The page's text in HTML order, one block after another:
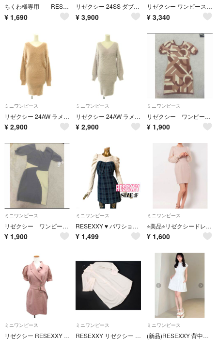
ちくわ様専用 RESEXXY ノースリーブ ミニドレス ベージュ レース
¥ 1,690
リゼクシー 24SS ダブルボタンツイードミニワンピース ベルト付き フリンジ
¥ 3,900
リゼクシー ワンピース ミニ ノースリーブ ビジュー F 黒 ブラック /YI
¥ 3,340
ミニワンピース
リゼクシー 24AW ラメシャギーミニワンピース プルオーバー Vネック F
¥ 2,900
ミニワンピース
リゼクシー 24AW ラメシャギーミニワンピース プルオーバー Vネック F
¥ 2,900
ミニワンピース
リゼクシー ワンピース 新品
¥ 1,900
ミニワンピース
リゼクシー ワンピース 新品
¥ 1,900
ミニワンピース
RESEXXY ♥ パワショル チェック風 レイヤードツイードミニワンピース
¥ 1,499
ミニワンピース
⭐︎美品⭐︎リゼクシードレス ミニワンピース
¥ 1,600
ミニワンピース
リゼクシー RESEXXY スリーブシアー ジャケット ワンピース 半袖 ミニ
ミニワンピース
RESEXXY リゼクシー シャツ チュニック ワンピース sizeF/白 ■◇ レディース
ミニワンピース
(新品)RESEXXY 背中オープンシャツミニワンピース